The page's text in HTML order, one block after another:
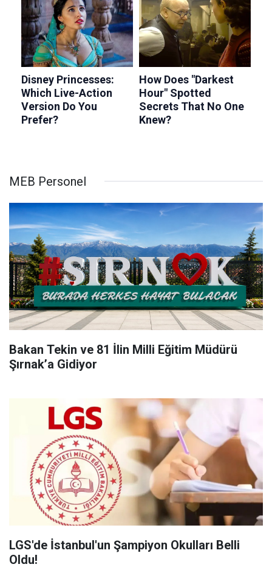
MEB Personel
Bakan Tekin ve 81 İlin Milli Eğitim Müdürü
Şırnak’a Gidiyor
LGS'de İstanbul'un Şampiyon Okulları Belli
Oldu!